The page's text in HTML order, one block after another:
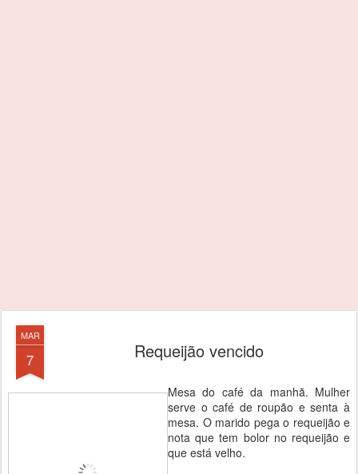
MAR
7 Requeijão vencido
Mesa do café da manhã. Mulher
serve o café de roupão e senta à
mesa. O marido pega o requeijão e
nota que tem bolor no requeijão e
que está velho.